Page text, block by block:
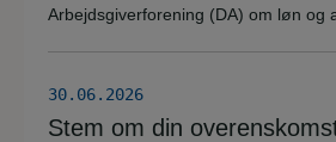
Arbejdsgiverforening (DA) om løn og
30.06.2026
Stem om din